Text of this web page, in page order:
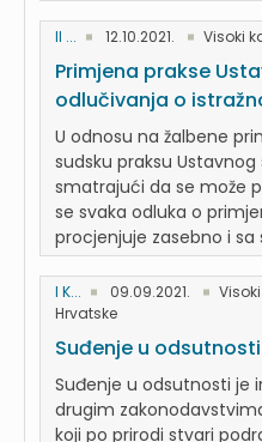
II ... 12.10.2021. Visoki
Primjena prakse
odlučivanja o
U odnosu na žalbene
sudsku praksu
smatrajući da se može
se svaka odluka o
procjenjuje zasebno i
I K... 09.09.2021.
Hrvatske
Suđenje u odsutnosti
Suđenje u odsutnosti je
drugim
koji po prirodi stvari